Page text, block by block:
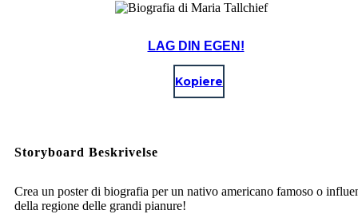
LAG DIN EGEN!
Kopiere
Storyboard Beskrivelse
Crea un poster di biografia per un nativo americano famoso o
della regione delle grandi pianure!